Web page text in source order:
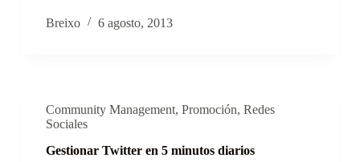
Breixo 6 agosto, 2013
Community Management, Promoción, Redes
Sociales
Gestionar Twitter en 5 minutos diarios